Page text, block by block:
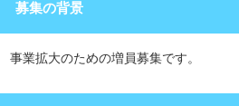
募集の背景
事業拡大のための増員募集です。